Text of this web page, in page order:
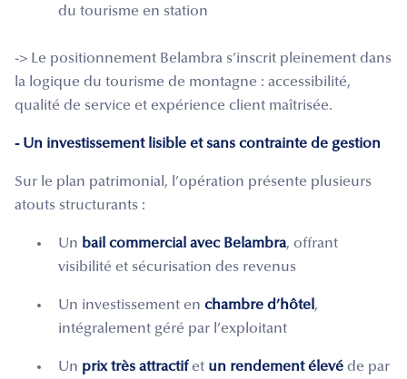
du tourisme en station
-> Le positionnement Belambra s’inscrit pleinement dans
la logique du tourisme de montagne : accessibilité,
qualité de service et expérience client maîtrisée.
- Un investissement lisible et sans contrainte de gestion
Sur le plan patrimonial, l’opération présente plusieurs
atouts structurants :
Un bail commercial avec Belambra, offrant
visibilité et sécurisation des revenus
Un investissement en chambre d’hôtel,
intégralement géré par l’exploitant
Un prix très attractifet un rendement élevé de par